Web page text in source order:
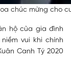
chúc mừng cho
hộ của gia đình
vui khi chính
Canh Tý 2020